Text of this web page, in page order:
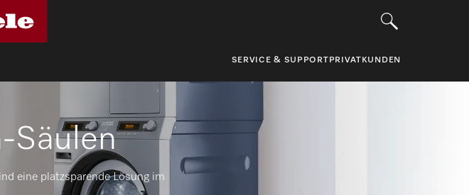
SERVICE & SUPPORT PRIVATKUNDEN
Säulen
eine platzsparende Lösung im